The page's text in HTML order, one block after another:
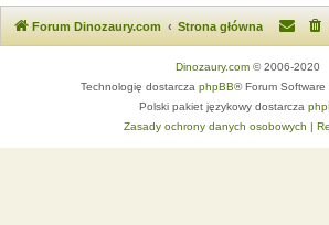
Forum Dinozaury.com Strona główna
Dinozaury.com© 2006-2020
Technologię dostarcza phpBB® Forum
Polski pakiet językowy dostarcza
Zasady ochrony danych osobowych |